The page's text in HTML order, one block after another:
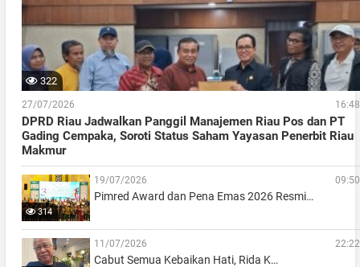
322
27/07/2026 16:48
DPRD Riau Jadwalkan Panggil Manajemen Riau Pos dan PT
Gading Cempaka, Soroti Status Saham Yayasan Penerbit Riau
Makmur
314
19/07/2026 09:50
Pimred Award dan Pena Emas 2026 Resmi…
11/07/2026 22:22
Cabut Semua Kebaikan Hati, Rida K…